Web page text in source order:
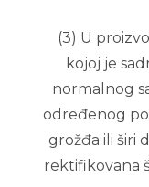
(3) U
kojoj je
normalnog
određenog
grožđa ili širi
rektifikovana